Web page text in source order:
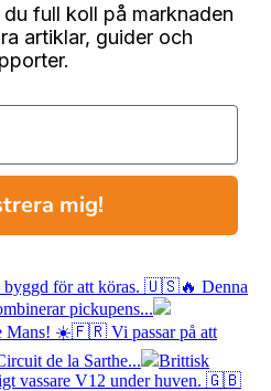
full koll på marknaden
artiklar, guider och
mig!
byggd för att köras. 🇺🇸🔥 Denna
pickupens...
Mans! ☀️🇫🇷 Vi passar på att
de la Sarthe...
Brittisk
vassare V12 under huven. 🇬🇧